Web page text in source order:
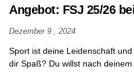
Angebot: FSJ 25/26
Dezember 9 , 2024
Sport ist deine Leidenschaft
dir Spaß? Du willst nach